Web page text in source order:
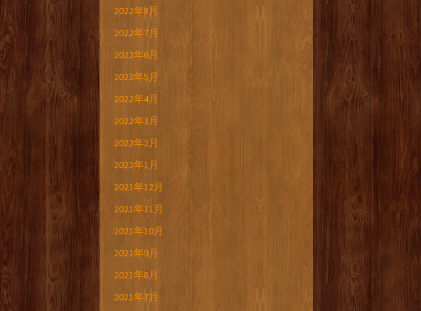
2022年8月
2022年7月
2022年6月
2022年5月
2022年4月
2022年3月
2022年2月
2022年1月
2021年12月
2021年11月
2021年10月
2021年9月
2021年8月
2021年7月